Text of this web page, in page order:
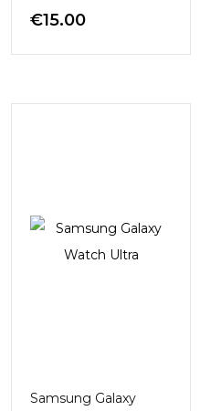
€15.00
Samsung Galaxy